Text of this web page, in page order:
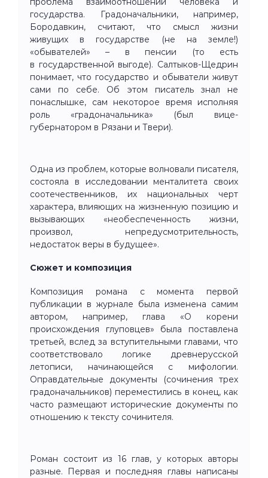
государства. Градоначальники, например,
Бородавкин, считают, что смысл жизни
живущих в государстве (не на земле!)
«обывателей» – в пенсии (то есть
в государственной выгоде). Салтыков-Щедрин
понимает, что государство и обыватели живут
сами по себе. Об этом писатель знал не
понаслышке, сам некоторое время исполняя
роль «градоначальника» (был вице-
губернатором в Рязани и Твери).
Одна из проблем, которые волновали писателя,
состояла в исследовании менталитета своих
соотечественников, их национальных черт
характера, влияющих на жизненную позицию и
вызывающих «необеспеченность жизни,
произвол, непредусмотрительность,
недостаток веры в будущее».
Сюжет и композиция
Композиция романа с момента первой
публикации в журнале была изменена самим
автором, например, глава «О корени
происхождения глуповцев» была поставлена
третьей, вслед за вступительными главами, что
соответствовало логике древнерусской
летописи, начинающейся с мифологии.
Оправдательные документы (сочинения трех
градоначальников) переместились в конец, как
часто размещают исторические документы по
отношению к тексту сочинителя.
Роман состоит из 16 глав, у которых авторы
разные. Первая и последняя главы написаны